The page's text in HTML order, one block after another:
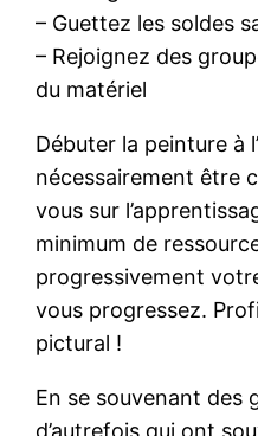
– Guettez les soldes
– Rejoignez des
du matériel
Débuter la peinture à
nécessairement être
vous sur
minimum de
progressivement
vous progressez.
pictural !
En se souvenant des
d’autrefois qui ont